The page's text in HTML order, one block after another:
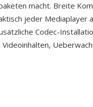
macht. Breite
jeder Mediaplayer
Codec-